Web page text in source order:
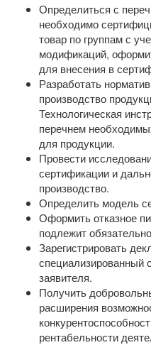
Определиться с
необходимо
товар по группам с
модификаций,
для внесения в
Разработать
производство
Технологическая
перечнем
для продукции.
Провести
сертификации и
производство.
Определить модель
Оформить отказное
подлежит
Зарегистрировать
заявителя.
Получить
расширения
рентабельности